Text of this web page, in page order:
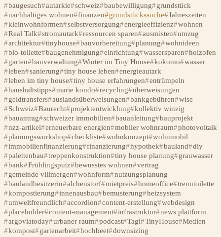
baugesuch autarkie schweiz baubewilligung
grundstück
nachhaltiges wohnen finanzen grundstückssuche Jahreszeiten
kleinwohnformen selbstversorgung energieeffizienz wohnen
Real Talk stromautark ressourcen sparen ausmisten umzug
architektur tinyhouse bauvorbereitung planung wohnideen
bio-toilette baugenehmigung einrichtung wassersparen holzofen
garten bauverwaltung Winter im Tiny House kokomo wasser
leben sanierung tiny house leben energieautark
leben im tiny house tiny house erfahrungen entrümpeln
haushaltstipps marie kondo recycling überweisungen
geldtransfers auslandsüberweisungen bankgebühren wise
Schweiz Baurecht projektentwicklung kollektiv winzig
bauantrag schweizer immobilien bauanleitung bauprojekt
nzz-artikel erneuerbare energien mobiler wohnraum photovoltaik
planungsworkshop checkliste wohnkonzept wohnmobil
immobilienfinanzierung finanzierung hypothek bauland diy
palettenbau treppenkonstruktion tiny house planung
grauwasser
bank Frühlingsputz bewusstes wohnen vertrag
gemeinde villmergen wohnform nutzungsplanung
baulandbesitzerin alchenstorf mietpreis homeoffice trenntoilette
kompostierung innenausbau bemusterung heizsystem
umweltfreundlich accordion content-erstellung webdesign
placeholder content-management infrastruktur news plattform
argoviatoday urbaner raum podcast Tagi TinyHouse Medien
kompost gartenarbeit hochbeet downsizing